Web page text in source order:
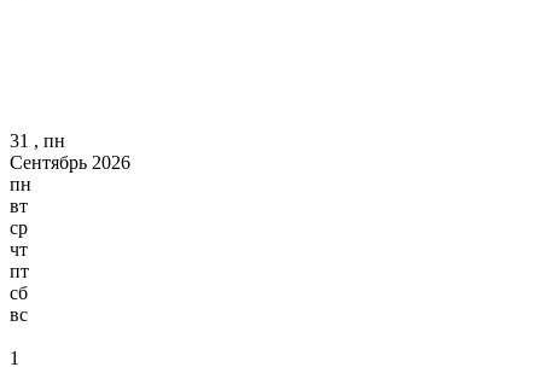
31 , пн
Сентябрь 2026
пн
вт
ср
чт
пт
сб
вс
1